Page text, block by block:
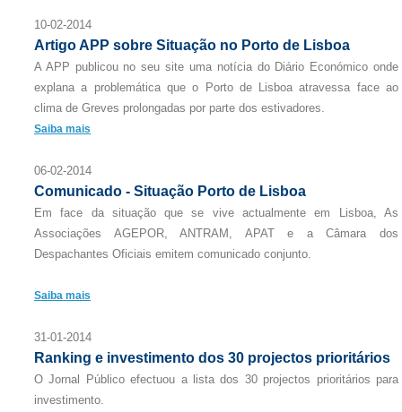
10-02-2014
Artigo APP sobre Situação no Porto de Lisboa
A APP publicou no seu site uma notícia do Diário Económico onde
explana a problemática que o Porto de Lisboa atravessa face ao
clima de Greves prolongadas por parte dos estivadores.
Saiba mais
06-02-2014
Comunicado - Situação Porto de Lisboa
Em face da situação que se vive actualmente em Lisboa, As
Associações AGEPOR, ANTRAM, APAT e a Câmara dos
Despachantes Oficiais emitem comunicado conjunto.
Saiba mais
31-01-2014
Ranking e investimento dos 30 projectos prioritários
O Jornal Público efectuou a lista dos 30 projectos prioritários para
investimento.